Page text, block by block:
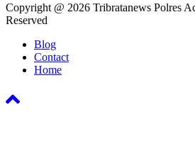
Copyright @ 2026 Tribratanews Polres
Reserved
Blog
Contact
Home